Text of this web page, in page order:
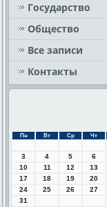
Государство
Общество
Все записи
Контакты
Пн Вт Ср Чт
3
4 5 6
10
11 12 13
17
18 19 20
24
25 26 27
31